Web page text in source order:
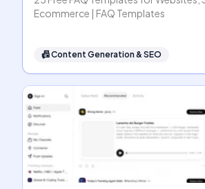
Ecommerce | FAQ Templates
📠Content Generation & SEO